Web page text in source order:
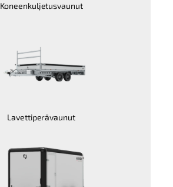
Koneenkuljetusvaunut
Lavettiperävaunut